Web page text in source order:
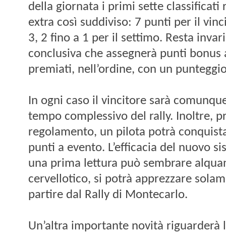
della giornata i primi sette classificati
extra così suddiviso: 7 punti per il
3, 2 fino a 1 per il settimo. Resta
conclusiva che assegnerà punti
premiati, nell’ordine, con un
In ogni caso il vincitore sarà
tempo complessivo del rally. Inoltre,
regolamento, un pilota potrà
punti a evento. L’efficacia del nuovo
una prima lettura può sembrare
cervellotico, si potrà apprezzare
partire dal Rally di Montecarlo.
Un’altra importante novità riguarderà